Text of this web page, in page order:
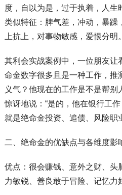
度，自以为是，过于执着，人生
类似特征：脾气差，冲动，暴躁
上抗上，对事物敏感，爱恨分明。
其利会实战案例中，一位朋友让
命金数字很多且是一种工作，推
义气？他现在的工作是不是帮别
惊讶地说：“是的，他在银行工
就是绝命金投资、追债、风险职
二、绝命金的优缺点与各维度影
优点：很会赚钱、意外之财、头
力敏锐、善良敢于冒险、记忆力